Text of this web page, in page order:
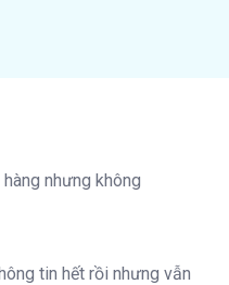
nhưng không
tin hết rồi nhưng vẫn